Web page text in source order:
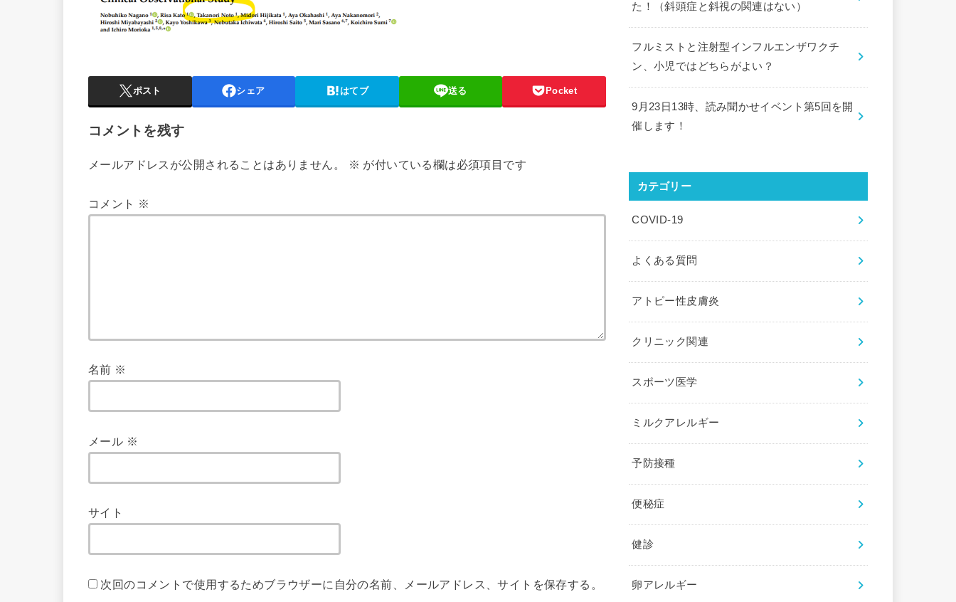
ポスト シェア はてブ 送る Pocket
コメントを残す
メールアドレスが公開されることはありません。 ※ が付いている欄は必須項目です
コメント ※
名前 ※
メール ※
サイト
次回のコメントで使用するためブラウザーに自分の名前、メールアドレス、サイトを保存する。
た！（斜頭症と斜視の関連はない）
フルミストと注射型インフルエンザワクチ
ン、小児ではどちらがよい？
9月23日13時、読み聞かせイベント第5回を開
催します！
カテゴリー
COVID-19
よくある質問
アトピー性皮膚炎
クリニック関連
スポーツ医学
ミルクアレルギー
予防接種
便秘症
健診
卵アレルギー